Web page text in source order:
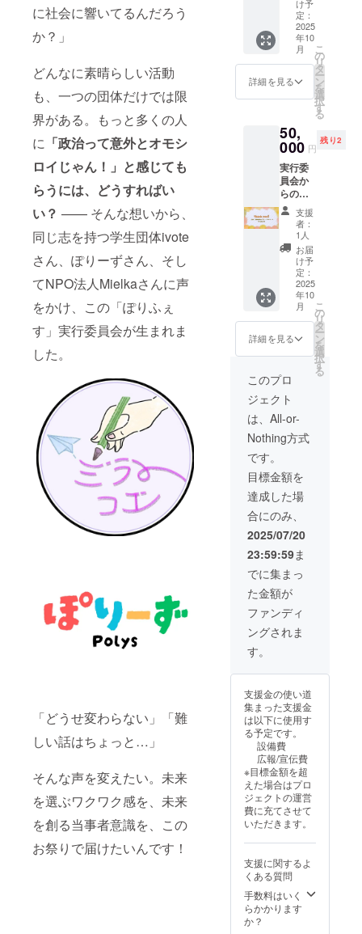
に社会に響いてるんだろう
か？」
どんなに素晴らしい活動
も、一つの団体だけでは限
界がある。もっと多くの人
に 「政治って意外とオモシ
ロイじゃん！」と感じても
らうには、どうすればい
い？ —— そんな想いから、
同じ志を持つ学生団体ivote
さん、ぽりーずさん、そし
てNPO法人Mielkaさんに声
をかけ、この「ぽりふぇ
す」実行委員会が生まれま
した。
「どうせ変わらない」「難
しい話はちょっと…」
そんな声を変えたい。未来
を選ぶワクワク感を、未来
を創る当事者意識を、この
お祭りで届けたいんです！
届け予
定: HP
へのお
名前掲
載：
6月頃よ
り（HP
低1年間
掲載予
定） / そ
の他上
記に準
じま
す。
記入く
ださ
い。) 当
日会場
で使え
る！
「ポリ
ケット
（1,000
円相当
分）」
当日会
場で実
施予定
の縁日
企画
（一部
有料の
もの）
や、実
行委員
会が指
物販
ブース
用いた
だける
チケッ
トで
す。
【重
日実施
する企
画や出
店内容
は、準
備状況
により
変更と
なる可
能性が
ござい
ます。
それに
伴い、
の利用
対象も
変更と
なる場
合がご
ざいま
すの
で、予
めご了
承くだ
さい。
詳細は
当日会
場にて
ご案内
いたし
ます。
こんな
あなた
欄に掲
載希望
のお名
前をご
記入く
ださ
合は
CAMPF
IREユー
ザー名
で掲
載、希
望され
ない場
合はそ
の旨ご
記入く
ださ
い。)
「ポリ
フェス
お楽し
みチ
（1,000
円相当
実行委
員会メ
ンバー
とのオ
ン交流
会参加
権（希
望者の
み）
【オン
交流会
と
は？】
イベン
ト終了
後、実
行委員
オンラ
インで
イベン
トの振
り返り
や、主
権者教
育に関
する意
見交換
ができ
る交流
会にご
招待し
ます
（2025
年8月～
9月頃開
催予
動報告
（PDF
形式）
ポリ
フェス
公式
HP（作
定）及
び当日
会場
（予
定）に
貴社・
貴団体
ロゴを
【中サ
イズ】
で掲載
させて
いただ
きま
す。
【注
記】HP
了後、
最低1年
間掲載
予定で
す。会
場での
所・方
法につ
いて
は、会
場レイ
アウト
等と合
わせて
調整
し、別
途ご相
談させ
ていた
んな企
業・団
体様へ:
イベン
トの趣
旨にご
賛同い
ただ
き、若
者支援
や地域
活性
化、主
権者教
に貢献
したい
とお考
えの企
け予
定：
2025
年10
月
詳細を見る
こ
の
リ
タ
ー
ン
を
選
択
す
る
50,
000 円
残り2
実行委
員会か
らの感
謝状
（郵
送） イ
ベント
詳細活
動報告
（PDF
形式）
ポリ
フェス
公式
HP（作
成予
定）及
び当日
会場
（予
定）に
ロゴを
【中サ
イズ】
で掲載
イベン
ト当
日、メ
インス
テージ
にて貴
社・貴
団体の
活動紹
お時間
間）を
ご提供
しま
す。
【重
要】PR
内容に
つきま
して
は、イ
ベント
の趣旨
政治的
中立性
に配慮
し、事
前に実
支援
者：
1人
お届
け予
定：
2025
年10
月
詳細を見る
こ
の
リ
タ
ー
ン
を
選
択
す
る
このプロ
ジェクト
は、All-or-
Nothing方式
です。
目標金額を
達成した場
合にのみ、
2025/07/20
23:59:59ま
でに集まっ
た金額が
ファンディ
ングされま
す。
支援金の使い道
集まった支援金
は以下に使用す
る予定です。
設備費
広報/宣伝費
※目標金額を超
えた場合はプロ
ジェクトの運営
費に充てさせて
いただきます。
支援に関するよ
くある質問
手数料はいく
らかかります
か？